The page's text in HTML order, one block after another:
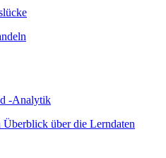
-Analytik
Überblick über die Lerndaten